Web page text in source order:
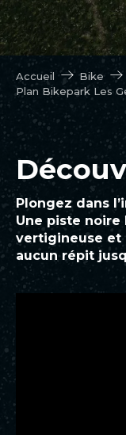
Accueil Bike
Plan Bikepark Les
Plongez dans
Une piste
vertigineuse et
aucun répit